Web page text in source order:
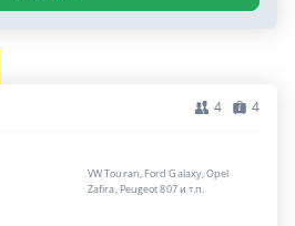
4 4
VW Touran, Ford Galaxy, Opel
Zafira, Peugeot 807 и т.п.